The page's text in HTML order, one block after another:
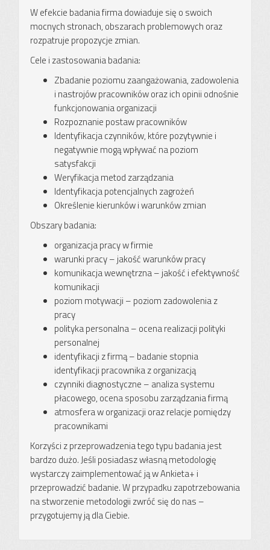
W efekcie badania firma dowiaduje się o swoich
mocnych stronach, obszarach problemowych oraz
rozpatruje propozycje zmian.
Cele i zastosowania badania:
Zbadanie poziomu zaangażowania, zadowolenia
i nastrojów pracowników oraz ich opinii odnośnie
funkcjonowania organizacji
Rozpoznanie postaw pracowników
Identyfikacja czynników, które pozytywnie i
negatywnie mogą wpływać na poziom
satysfakcji
Weryfikacja metod zarządzania
Identyfikacja potencjalnych zagrożeń
Określenie kierunków i warunków zmian
Obszary badania:
organizacja pracy w firmie
warunki pracy – jakość warunków pracy
komunikacja wewnętrzna – jakość i efektywność
komunikacji
poziom motywacji – poziom zadowolenia z
pracy
polityka personalna – ocena realizacji polityki
personalnej
identyfikacji z firmą – badanie stopnia
identyfikacji pracownika z organizacją
czynniki diagnostyczne – analiza systemu
płacowego, ocena sposobu zarządzania firmą
atmosfera w organizacji oraz relacje pomiędzy
pracownikami
Korzyści z przeprowadzenia tego typu badania jest
bardzo dużo. Jeśli posiadasz własną metodologię
wystarczy zaimplementować ją w Ankieta+ i
przeprowadzić badanie. W przypadku zapotrzebowania
na stworzenie metodologii zwróć się do nas –
przygotujemy ją dla Ciebie.